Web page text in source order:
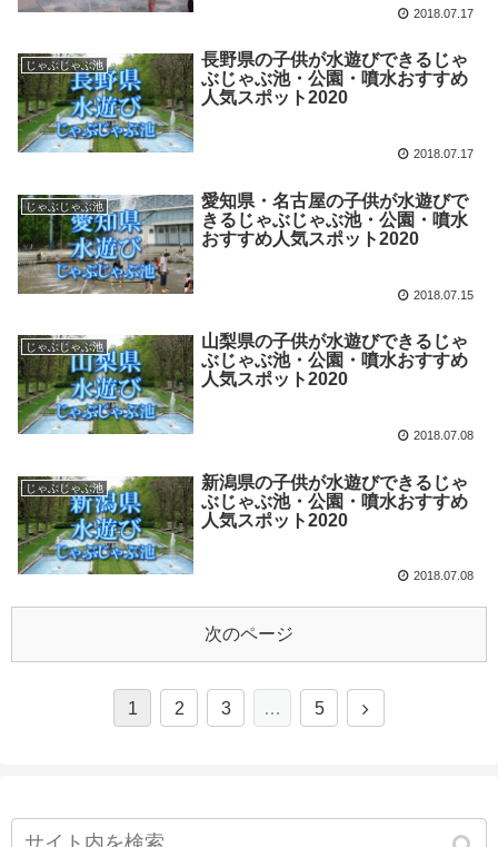
2018.07.17
じゃぶじゃぶ池
長野県の子供が水遊びできるじゃ
ぶじゃぶ池・公園・噴水おすすめ
人気スポット2020
2018.07.17
じゃぶじゃぶ池
愛知県・名古屋の子供が水遊びで
きるじゃぶじゃぶ池・公園・噴水
おすすめ人気スポット2020
2018.07.15
じゃぶじゃぶ池
山梨県の子供が水遊びできるじゃ
ぶじゃぶ池・公園・噴水おすすめ
人気スポット2020
2018.07.08
じゃぶじゃぶ池
新潟県の子供が水遊びできるじゃ
ぶじゃぶ池・公園・噴水おすすめ
人気スポット2020
2018.07.08
次のページ
1 2 3 … 5